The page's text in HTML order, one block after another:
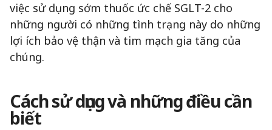
việc sử dụng sớm thuốc ức chế SGLT-2 cho
những người có những tình trạng này do những
lợi ích bảo vệ thận và tim mạch gia tăng của
chúng.
Cách sử dụng và những điều cần
biết